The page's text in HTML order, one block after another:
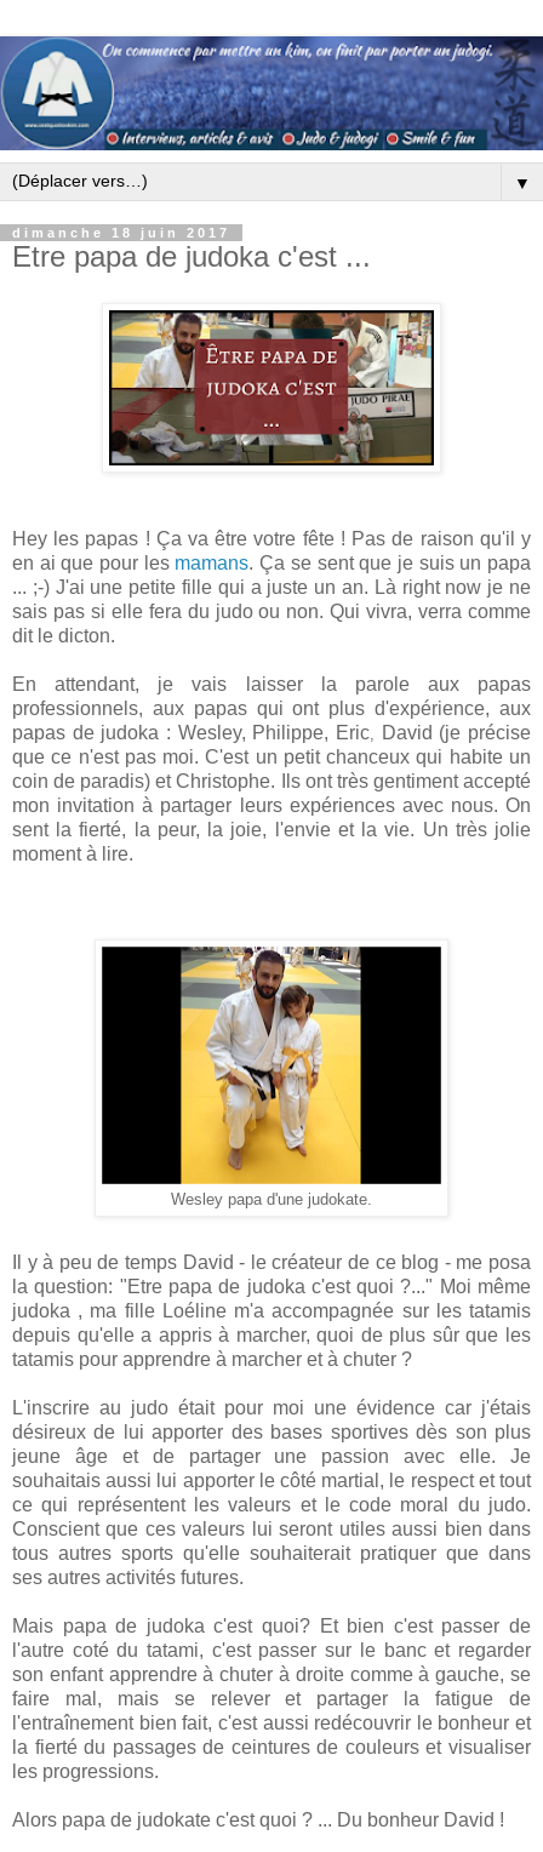
▼
dimanche 18 juin 2017
Etre papa de judoka c'est ...
Hey les papas ! Ça va être votre fête ! Pas de raison qu'il y
en ai que pour les mamans. Ça se sent que je suis un papa
... ;-) J'ai une petite fille qui a juste un an. Là right now je ne
sais pas si elle fera du judo ou non. Qui vivra, verra comme
dit le dicton.
En attendant, je vais laisser la parole aux papas
professionnels, aux papas qui ont plus d'expérience, aux
papas de judoka : Wesley, Philippe, Eric
David (je précise
que ce n'est pas moi. C'est un petit chanceux qui habite un
coin de paradis) et Christophe. Ils ont très gentiment accepté
mon invitation à partager leurs expériences avec nous. On
sent la fierté, la peur, la joie, l'envie et la vie. Un très jolie
moment à lire.
Wesley papa d'une judokate.
Il y à peu de temps David - le créateur de ce blog - me posa
la question: "Etre papa de judoka c'est quoi ?..." Moi même
judoka , ma fille Loéline m'a accompagnée sur les tatamis
depuis qu'elle a appris à marcher, quoi de plus sûr que les
tatamis pour apprendre à marcher et à chuter ?
L'inscrire au judo était pour moi une évidence car j'étais
désireux de lui apporter des bases sportives dès son plus
jeune âge et de partager une passion avec elle. Je
souhaitais aussi lui apporter le côté martial, le respect et tout
ce qui représentent les valeurs et le code moral du judo.
Conscient que ces valeurs lui seront utiles aussi bien dans
tous autres sports qu'elle souhaiterait pratiquer que dans
ses autres activités futures.
Mais papa de judoka c'est quoi? Et bien c'est passer de
l'autre coté du tatami, c'est passer sur le banc et regarder
son enfant apprendre à chuter à droite comme à gauche, se
faire mal, mais se relever et partager la fatigue de
l'entraînement bien fait, c'est aussi redécouvrir le bonheur et
la fierté du passages de ceintures de couleurs et visualiser
les progressions.
Alors papa de judokate c'est quoi ? ... Du bonheur David !